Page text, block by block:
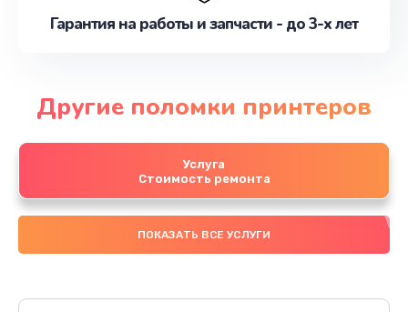
Гарантия на работы и запчасти - до 3-х лет
Другие поломки принтеров
Услуга
Стоимость ремонта
ПОКАЗАТЬ ВСЕ УСЛУГИ